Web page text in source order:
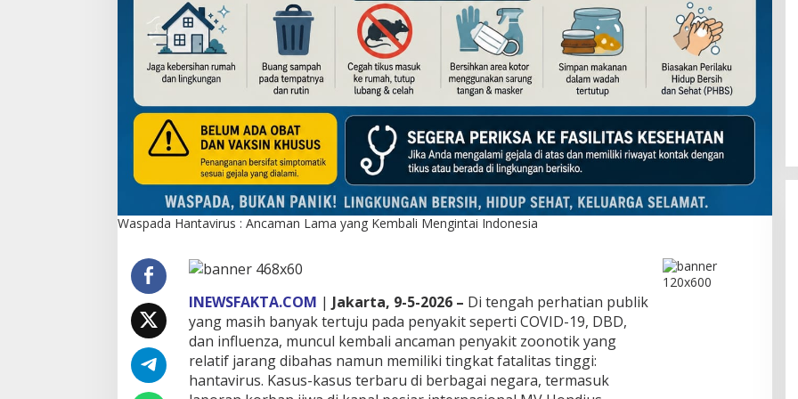
g
i
n
t
a
i
I
n
n
s
i
a
Waspada Hantavirus : Ancaman Lama yang Kembali Mengintai Indonesia
INEWSFAKTA.COM | Jakarta, 9-5-2026 – Di tengah perhatian publik
yang masih banyak tertuju pada penyakit seperti COVID-19, DBD,
dan influenza, muncul kembali ancaman penyakit zoonotik yang
relatif jarang dibahas namun memiliki tingkat fatalitas tinggi:
hantavirus. Kasus-kasus terbaru di berbagai negara, termasuk
DPC PPP Jakarta Utara Gelar
Ta’aruf / Silaturahmi dan
Penyerahan SK Pengurus Baru,
Fokus Konsolidasi Jelang
Musancab 13 September 2026
Agustus 2, 2026
Usia 28 Tahun, PBB Bangkit
Bersama Generasi Muda Bidik
Satu Fraksi Pemilu 2029
Di Politik | Juli 17, 2026
Ketua DPW PBB Sulsel:
Transformasi PBB Hadirkan
Program Kerakyatan Nyata dan
Relevan bagi Generasi Muda
Di Politik | Juli 17, 2026